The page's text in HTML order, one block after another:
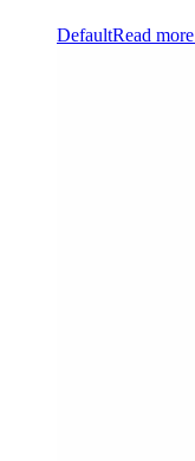
DefaultRead more